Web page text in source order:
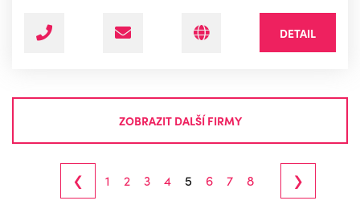
DETAIL
ZOBRAZIT DALŠÍ FIRMY
‹ 1 2 3 4 5 6 7 8 ›